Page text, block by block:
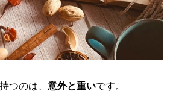
つのは、 意外と重いです。